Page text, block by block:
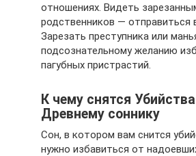
отношениях. Видеть
родственников — отправиться
Зарезать преступника или
подсознательному желанию
пагубных пристрастий.
К чему снятся
Древнему соннику
Сон, в котором вам снится
нужно избавиться от